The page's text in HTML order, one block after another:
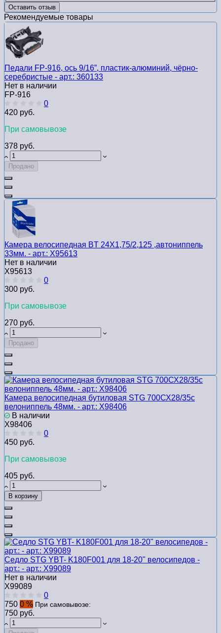
Оставить отзыв
Рекомендуемые товары
Педали FP-916, ось 9/16”, пластик-алюминий, чёрно-
серебристые - арт.: 360133
Нет в наличии
FP-916
0
420 руб.
При самовывозе
378 руб.
Продано
Камера велосипедная BТ 24Х1,75/2,125 ,автониппель
33мм. - арт.: Х95613
Нет в наличии
Х95613
0
300 руб.
При самовывозе
270 руб.
Продано
Камера велосипедная бутиловая STG 700СХ28/35с
велониппель 48мм. - арт.: Х98406
В наличии
Х98406
0
450 руб.
При самовывозе
405 руб.
В корзину
Седло STG YBT- K180F001 для 18-20" велосипедов -
арт.: - арт.: Х99089
Нет в наличии
Х99089
0
750 0 % При самовывозе:
750 руб.